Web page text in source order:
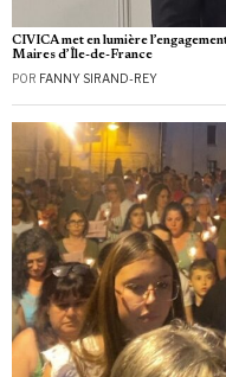
CIVICA met en lumière
Maires d’Île-de-France
POR FANNY SIRAND-REY